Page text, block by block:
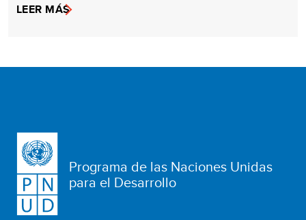
LEER MÁS
Programa de las Naciones Unidas
para el Desarrollo